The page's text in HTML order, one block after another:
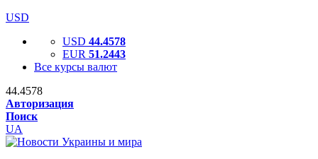
USD
USD 44.4578
EUR 51.2443
Все курсы валют
44.4578
Авторизация
Поиск
UA